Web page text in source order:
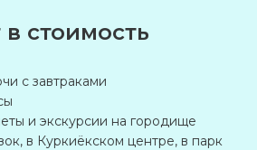
стоимость
с завтраками
и экскурсии на городище
в Куркиёкском центре, в парк